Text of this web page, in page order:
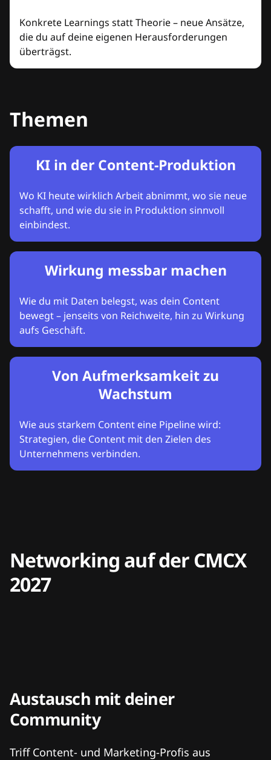
Konkrete Learnings statt Theorie – neue Ansätze,
die du auf deine eigenen Herausforderungen
überträgst.
Themen
KI in der Content-Produktion
Wo KI heute wirklich Arbeit abnimmt, wo sie neue
schafft, und wie du sie in Produktion sinnvoll
einbindest.
Wirkung messbar machen
Wie du mit Daten belegst, was dein Content
bewegt – jenseits von Reichweite, hin zu Wirkung
aufs Geschäft.
Von Aufmerksamkeit zu
Wachstum
Wie aus starkem Content eine Pipeline wird:
Strategien, die Content mit den Zielen des
Unternehmens verbinden.
Networking auf der CMCX
2027
Austausch mit deiner
Community
Triff Content- und Marketing-Profis aus